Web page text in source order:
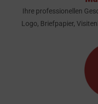
Ihre professionellen
Logo, Briefpapier,